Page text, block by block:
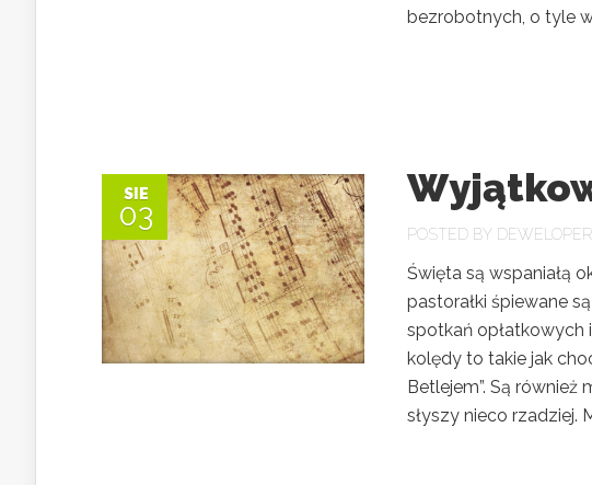
bezrobotnych, o tyle
SIE
03
POSTED BY
Święta są wspaniałą
pastorałki śpiewane
spotkań opłatkowych
kolędy to takie jak
Betlejem”. Są również
słyszy nieco rzadziej.